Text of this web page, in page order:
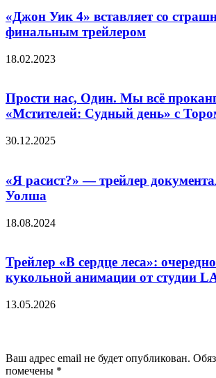
«Джон Уик 4» вставляет со
финальным трейлером
18.02.2023
Прости нас, Один. Мы всё
«Мстителей: Судный день» с
30.12.2025
«Я расист?» — трейлер
Уолша
18.08.2024
Трейлер «В сердце леса»:
кукольной анимации от студии
13.05.2026
Ваш адрес email не будет опубликован.
помечены *